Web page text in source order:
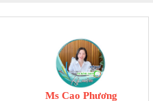
Ms Cao Phương